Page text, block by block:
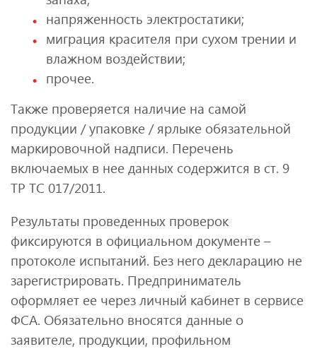
напряженность электростатики;
миграция красителя при сухом трении и
влажном воздействии;
прочее.
Также проверяется наличие на самой
продукции / упаковке / ярлыке обязательной
маркировочной надписи. Перечень
включаемых в нее данных содержится в ст. 9
ТР ТС 017/2011.
Результаты проведенных проверок
фиксируются в официальном документе –
протоколе испытаний. Без него декларацию не
зарегистрировать. Предприниматель
оформляет ее через личный кабинет в сервисе
ФСА. Обязательно вносятся данные о
заявителе, продукции, профильном